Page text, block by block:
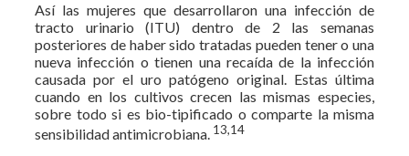
Así las mujeres que desarrollaron una infección de
tracto urinario (ITU) dentro de 2 las semanas
posteriores de haber sido tratadas pueden tener o una
nueva infección o tienen una recaída de la infección
causada por el uro patógeno original. Estas última
cuando en los cultivos crecen las mismas especies,
sobre todo si es bio-tipificado o comparte la misma
sensibilidad antimicrobiana. 13,14